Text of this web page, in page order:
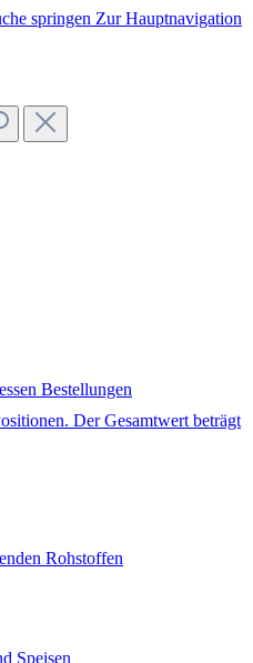
springen Zur Hauptnavigation
Bestellungen
Der Gesamtwert beträgt
Rohstoffen
Speisen